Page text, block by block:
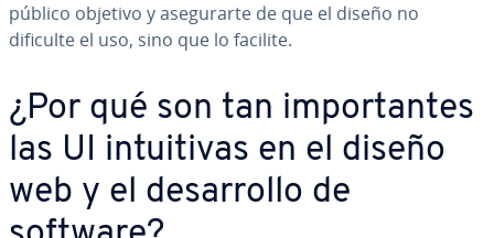
público objetivo y ase­gu­rar­te de que el diseño no
dificulte el uso, sino que lo facilite.
¿Por qué son tan im­po­r­ta­n­tes
las UI in­tui­ti­vas en el diseño
web y el de­sa­rro­llo de